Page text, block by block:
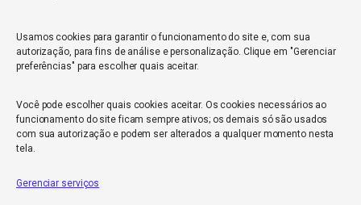
Usamos cookies para garantir o funcionamento do site e, com sua
autorização, para fins de análise e personalização. Clique em "Gerenciar
preferências" para escolher quais aceitar.
Você pode escolher quais cookies aceitar. Os cookies necessários ao
funcionamento do site ficam sempre ativos; os demais só são usados
com sua autorização e podem ser alterados a qualquer momento nesta
tela.
Gerenciar serviços
ENVIAR